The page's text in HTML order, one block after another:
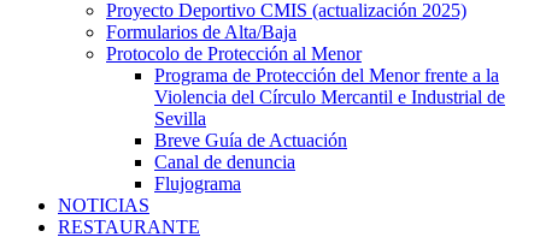
Proyecto Deportivo CMIS (actualización 2025)
Formularios de Alta/Baja
Protocolo de Protección al Menor
Programa de Protección del Menor frente a la
Violencia del Círculo Mercantil e Industrial de
Sevilla
Breve Guía de Actuación
Canal de denuncia
Flujograma
NOTICIAS
RESTAURANTE